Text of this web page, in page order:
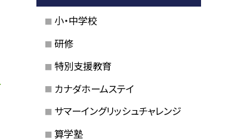
小・中学校
研修
特別支援教育
カナダホームステイ
サマーイングリッシュチャレンジ
算学塾